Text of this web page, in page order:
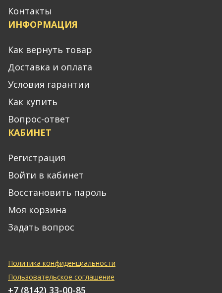
Контакты
ИНФОРМАЦИЯ
Как вернуть товар
Доставка и оплата
Условия гарантии
Как купить
Вопрос-ответ
КАБИНЕТ
Регистрация
Войти в кабинет
Восстановить пароль
Моя корзина
Задать вопрос
Политика конфиденциальности
Пользовательское соглашение
+7 (8142) 33-00-85